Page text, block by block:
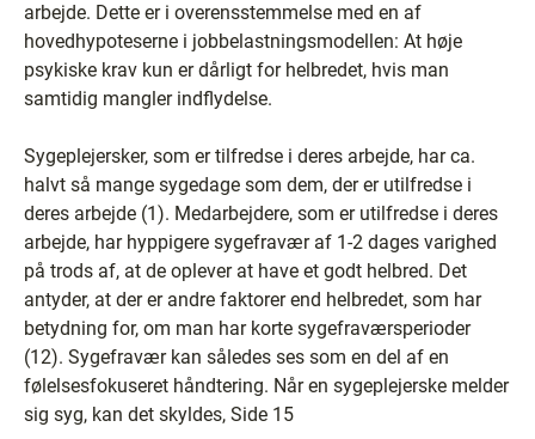
arbejde. Dette er i overensstemmelse med en af
hovedhypoteserne i jobbelastningsmodellen: At høje
psykiske krav kun er dårligt for helbredet, hvis man
samtidig mangler indflydelse.
Sygeplejersker, som er tilfredse i deres arbejde, har ca.
halvt så mange sygedage som dem, der er utilfredse i
deres arbejde (1). Medarbejdere, som er utilfredse i deres
arbejde, har hyppigere sygefravær af 1-2 dages varighed
på trods af, at de oplever at have et godt helbred. Det
antyder, at der er andre faktorer end helbredet, som har
betydning for, om man har korte sygefraværsperioder
(12). Sygefravær kan således ses som en del af en
følelsesfokuseret håndtering. Når en sygeplejerske melder
sig syg, kan det skyldes, Side 15